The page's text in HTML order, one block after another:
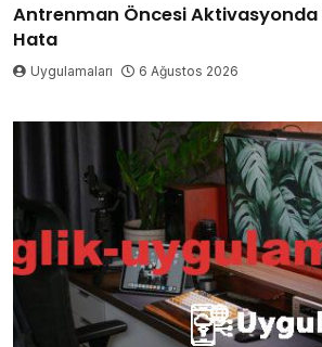
Antrenman Öncesi Aktivasyonda
Hata
Uygulamaları 6 Ağustos 2026